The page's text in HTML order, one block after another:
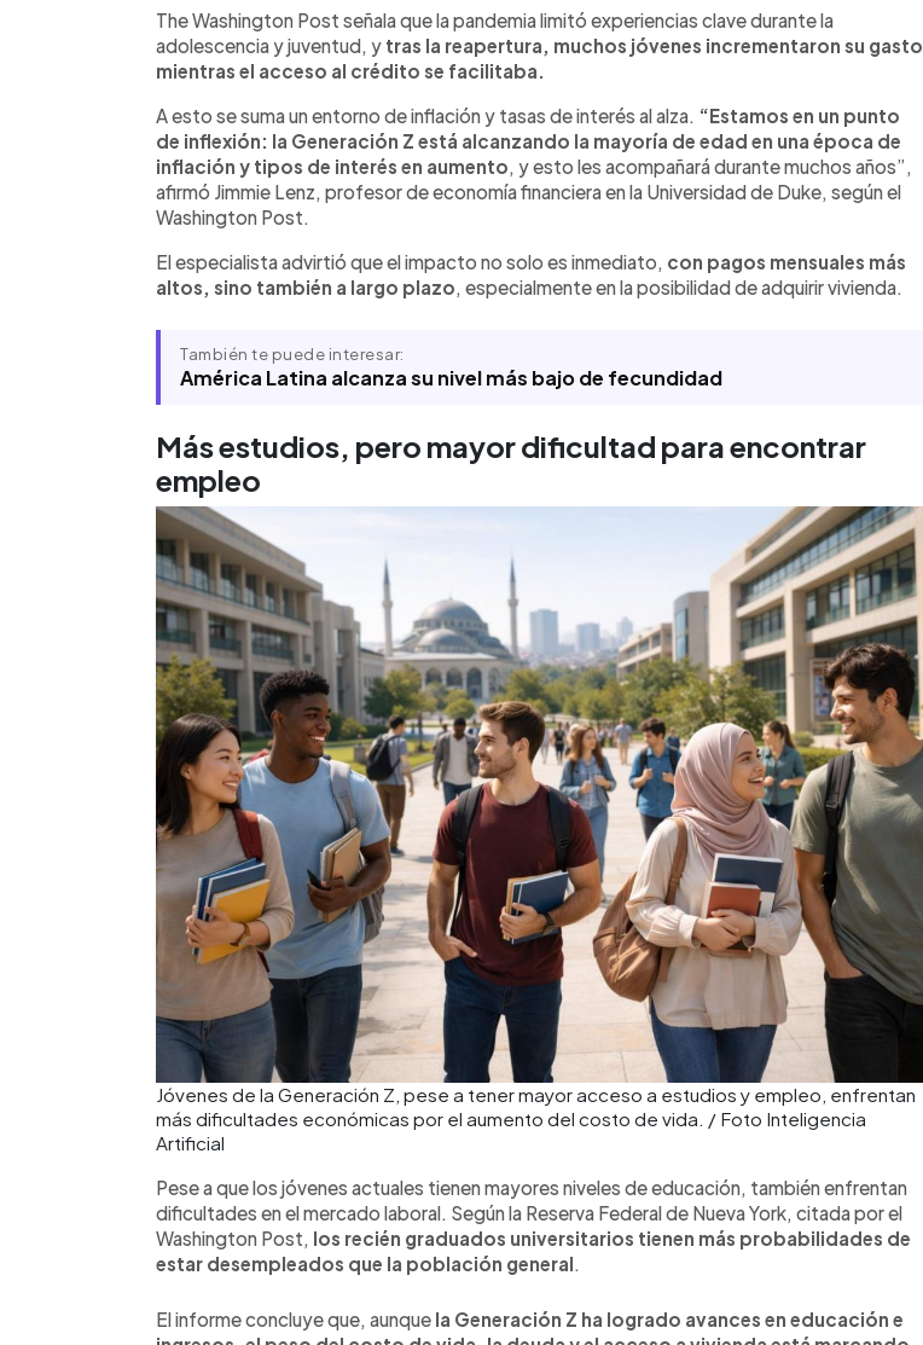
The Washington Post señala que la pandemia limitó experiencias clave durante la
adolescencia y juventud, y tras la reapertura, muchos jóvenes incrementaron su gasto
mientras el acceso al crédito se facilitaba.
A esto se suma un entorno de inflación y tasas de interés al alza. “Estamos en un punto
de inflexión: la Generación Z está alcanzando la mayoría de edad en una época de
inflación y tipos de interés en aumento, y esto les acompañará durante muchos años”,
afirmó Jimmie Lenz, profesor de economía financiera en la Universidad de Duke, según el
Washington Post.
El especialista advirtió que el impacto no solo es inmediato, con pagos mensuales más
altos, sino también a largo plazo, especialmente en la posibilidad de adquirir vivienda.
También te puede interesar:
América Latina alcanza su nivel más bajo de fecundidad
Más estudios, pero mayor dificultad para encontrar
empleo
Jóvenes de la Generación Z, pese a tener mayor acceso a estudios y empleo, enfrentan
más dificultades económicas por el aumento del costo de vida. / Foto Inteligencia
Artificial
Pese a que los jóvenes actuales tienen mayores niveles de educación, también enfrentan
dificultades en el mercado laboral. Según la Reserva Federal de Nueva York, citada por el
Washington Post, los recién graduados universitarios tienen más probabilidades de
estar desempleados que la población general.
El informe concluye que, aunque la Generación Z ha logrado avances en educación e